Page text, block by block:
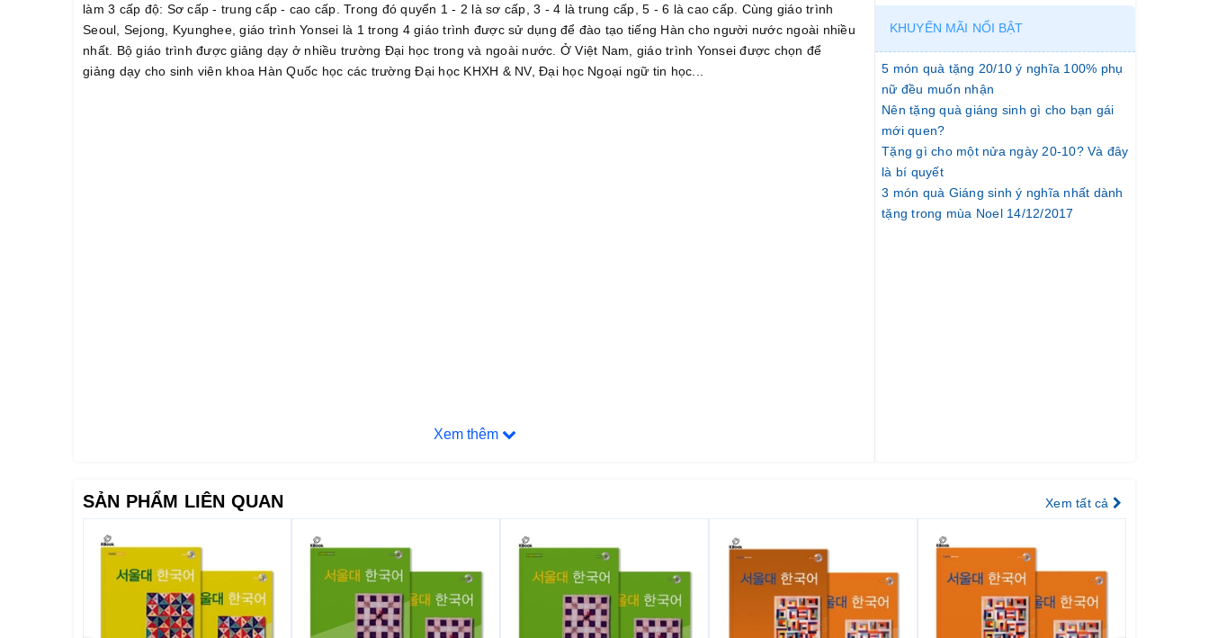
làm 3 cấp độ: Sơ cấp - trung cấp - cao cấp. Trong đó quyển 1 - 2 là sơ cấp, 3 - 4 là trung cấp, 5 - 6 là cao cấp. Cùng giáo trình
Seoul, Sejong, Kyunghee, giáo trình Yonsei là 1 trong 4 giáo trình được sử dụng để đào tạo tiếng Hàn cho người nước ngoài nhiều
nhất. Bộ giáo trình được giảng dạy ở nhiều trường Đại học trong và ngoài nước. Ở Việt Nam, giáo trình Yonsei được chọn để
giảng dạy cho sinh viên khoa Hàn Quốc học các trường Đại học KHXH & NV, Đại học Ngoại ngữ tin học...
Xem thêm
KHUYẾN MÃI NỔI BẬT
5 món quà tặng 20/10 ý nghĩa 100% phụ
nữ đều muốn nhận
Nên tặng quà giáng sinh gì cho bạn gái
mới quen?
Tặng gì cho một nửa ngày 20-10? Và đây
là bí quyết
3 món quà Giáng sinh ý nghĩa nhất dành
tặng trong mùa Noel 14/12/2017
SẢN PHẨM LIÊN QUAN Xem tất cả